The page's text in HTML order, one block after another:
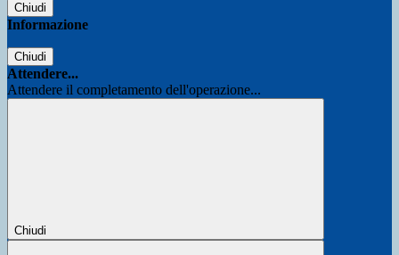
Chiudi
Informazione
Chiudi
Attendere...
Attendere il completamento dell'operazione...
Chiudi